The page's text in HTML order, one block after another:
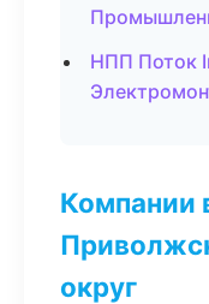
НПП Поток
Компании
округ